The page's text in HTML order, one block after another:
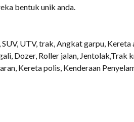
bentuk unik anda.
UTV, trak, Angkat garpu, Kereta
Dozer, Roller jalan, Jentolak,Trak
Kereta polis, Kenderaan